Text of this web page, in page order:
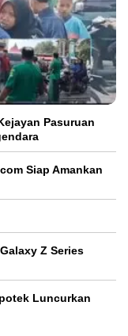
Pasuruan
Siap Amankan
Z Series
Luncurkan